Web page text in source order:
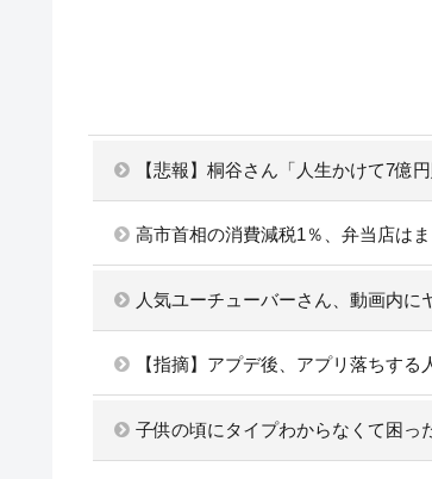
【悲報】桐谷さん「人生かけて7億
高市首相の消費減税1％、弁当店は
人気ユーチューバーさん、動画内
【指摘】アプデ後、アプリ落ちする
子供の頃にタイプわからなくて困っ